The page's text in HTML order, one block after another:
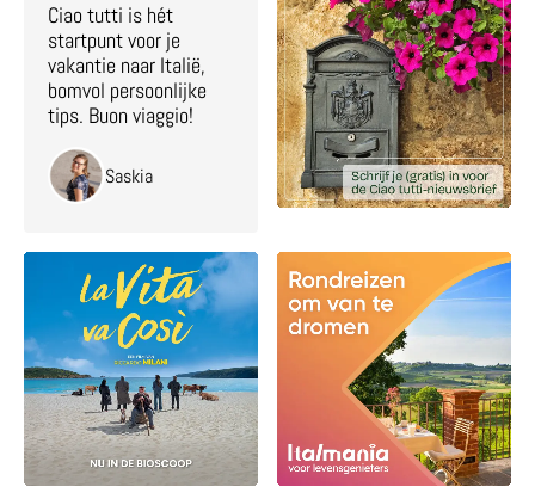
Ciao tutti is hét
startpunt voor je
vakantie naar Italië,
bomvol persoonlijke
tips. Buon viaggio!
Saskia